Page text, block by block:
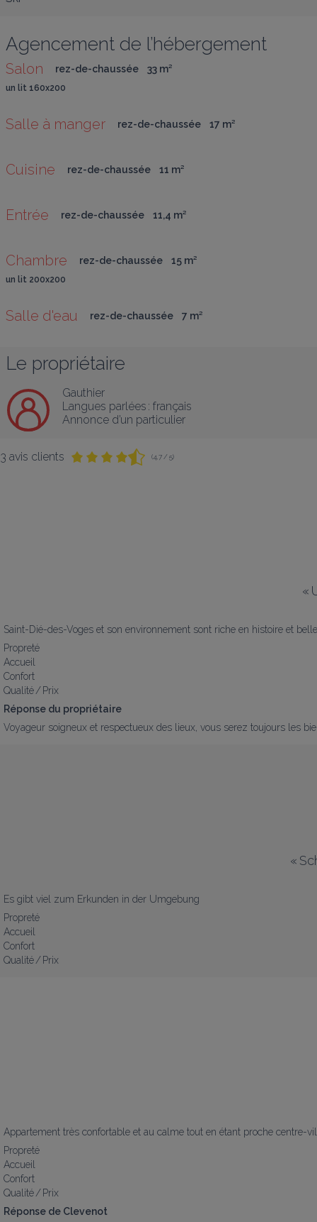
Agencement de l’hébergement
Salon rez-de-chaussée 33 m²
un lit 160x200
Salle à manger rez-de-chaussée 17 m²
Cuisine rez-de-chaussée 11 m²
Entrée rez-de-chaussée 11,4 m²
Chambre rez-de-chaussée 15 m²
un lit 200x200
Salle d'eau rez-de-chaussée 7 m²
Le propriétaire
Gauthier
Langues parlées : français
Annonce d’un particulier
3 avis clients (4,7 / 5)
«
Saint-Dié-des-Voges et son environnement sont riche en histoire et
Propreté
Accueil
Confort
Qualité / Prix
Réponse du propriétaire
Voyageur soigneux et respectueux des lieux, vous serez toujours les
«
Es gibt viel zum Erkunden in der Umgebung
Propreté
Accueil
Confort
Qualité / Prix
Appartement très confortable et au calme tout en étant proche centre-
Propreté
Accueil
Confort
Qualité / Prix
Réponse de Clevenot